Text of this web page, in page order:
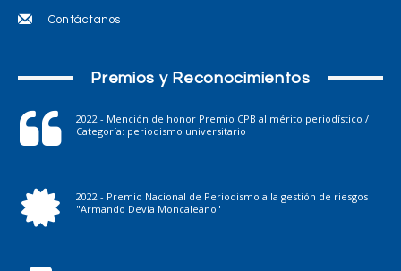
Contáctanos
Premios y Reconocimientos
2022 - Mención de honor Premio CPB al mérito periodístico /
Categoría: periodismo universitario
2022 - Premio Nacional de Periodismo a la gestión de riesgos
"Armando Devia Moncaleano"